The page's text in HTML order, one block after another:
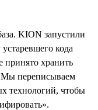
KION запустили
кода
принято хранить
переписываем
технологий, чтобы